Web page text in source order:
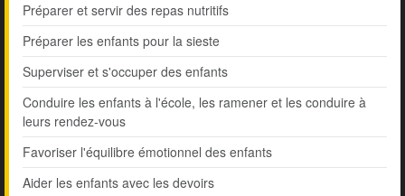
Préparer et servir des repas nutritifs
Préparer les enfants pour la sieste
Superviser et s'occuper des enfants
Conduire les enfants à l'école, les ramener et les conduire à
leurs rendez-vous
Favoriser l'équilibre émotionnel des enfants
Aider les enfants avec les devoirs